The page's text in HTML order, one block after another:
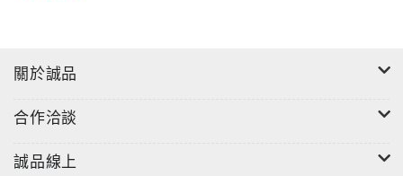
關於誠品
合作洽談
誠品線上